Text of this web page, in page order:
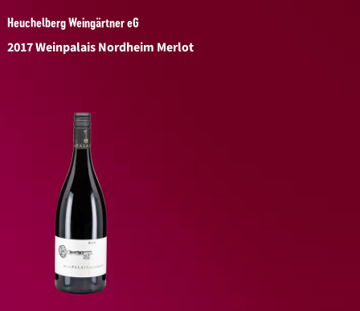
Heuchelberg Weingärtner eG
2017 Weinpalais Nordheim Merlot